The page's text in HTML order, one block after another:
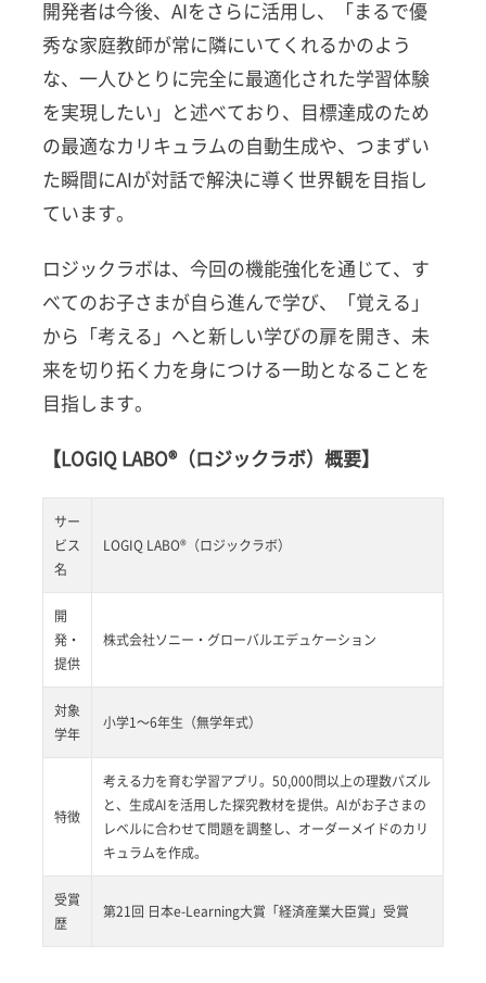
開発者は今後、AIをさらに活用し、「まるで優
秀な家庭教師が常に隣にいてくれるかのよう
な、一人ひとりに完全に最適化された学習体験
を実現したい」と述べており、目標達成のため
の最適なカリキュラムの自動生成や、つまずい
た瞬間にAIが対話で解決に導く世界観を目指し
ています。
ロジックラボは、今回の機能強化を通じて、す
べてのお子さまが自ら進んで学び、「覚える」
から「考える」へと新しい学びの扉を開き、未
来を切り拓く力を身につける一助となることを
目指します。
【LOGIQ LABO®（ロジックラボ）概要】
サー
ビス
名
LOGIQ LABO®（ロジックラボ）
開
発・
提供
株式会社ソニー・グローバルエデュケーション
対象
学年
小学1〜6年生（無学年式）
特徴
考える力を育む学習アプリ。50,000問以上の理数パズル
と、生成AIを活用した探究教材を提供。AIがお子さまの
レベルに合わせて問題を調整し、オーダーメイドのカリ
キュラムを作成。
受賞
歴
第21回 日本e-Learning大賞「経済産業大臣賞」受賞